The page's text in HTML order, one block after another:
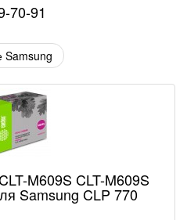
70-91
Samsung
M609S CLT-M609S
Samsung CLP 770